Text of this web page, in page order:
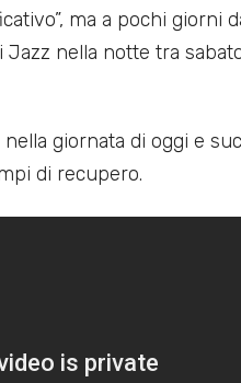
ma a pochi giorni
Jazz nella notte tra
giornata di oggi e
di recupero.